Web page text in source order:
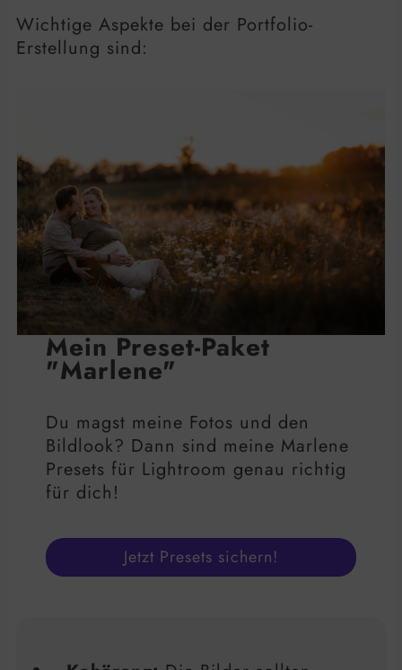
Wichtige Aspekte bei der Portfolio-
Erstellung sind:
Mein Preset-Paket
"Marlene"
Du magst meine Fotos und den
Bildlook? Dann sind meine Marlene
Presets für Lightroom genau richtig
für dich!
Jetzt Presets sichern!